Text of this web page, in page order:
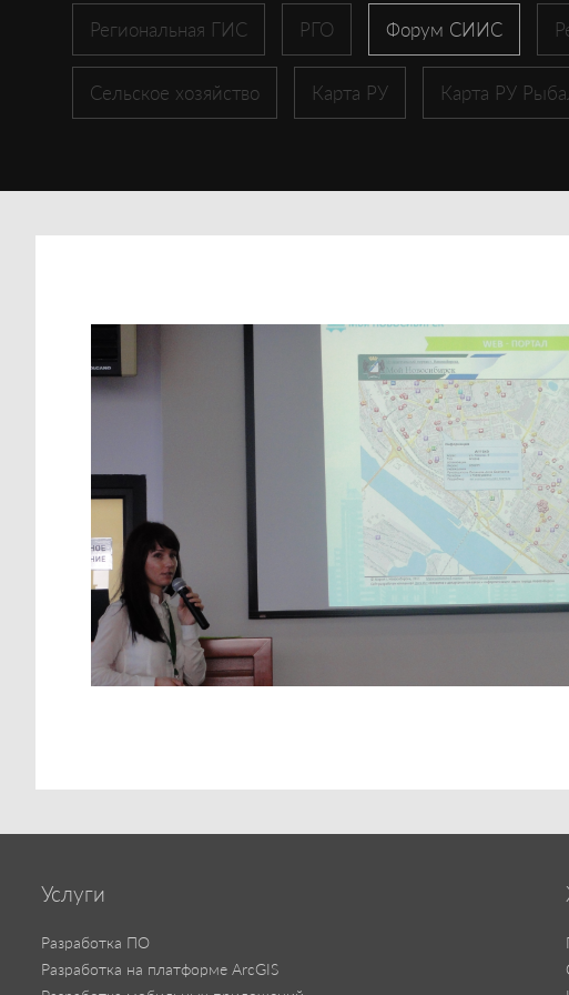
Региональная ГИС РГО Форум СИИС
Сельское хозяйство Карта РУ Карта РУ
Услуги
Разработка ПО
Разработка на платформе ArcGIS